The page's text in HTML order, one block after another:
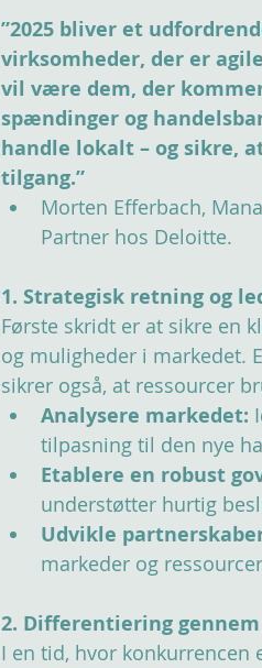
”2025 bliver et
virksomheder, der er
vil være dem, der
spændinger og
handle lokalt – og sikre,
tilgang.”
Morten Efferbach,
Partner hos Deloitte.
1. Strategisk retning og
Første skridt er at sikre en
og muligheder i markedet.
sikrer også, at ressourcer
Analysere markedet:
tilpasning til den nye
Etablere en robust
understøtter hurtig
Udvikle
markeder og
2. Differentiering
I en tid, hvor konkurrencen